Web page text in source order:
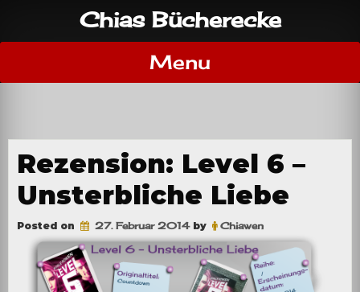
content
Chias Bücherecke
Menu
Rezension: Level 6 –
Unsterbliche Liebe
Posted on 27. Februar 2014by Chiawen